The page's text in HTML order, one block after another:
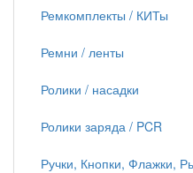
Ремкомплекты / КИТы
Ремни / ленты
Ролики / насадки
Ролики заряда / PCR
Ручки, Кнопки, Флажки,